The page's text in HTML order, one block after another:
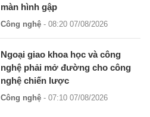
màn hình gập
Công nghệ - 08:20 07/08/2026
Ngoại giao khoa học và công
nghệ phải mở đường cho công
nghệ chiến lược
Công nghệ - 07:10 07/08/2026